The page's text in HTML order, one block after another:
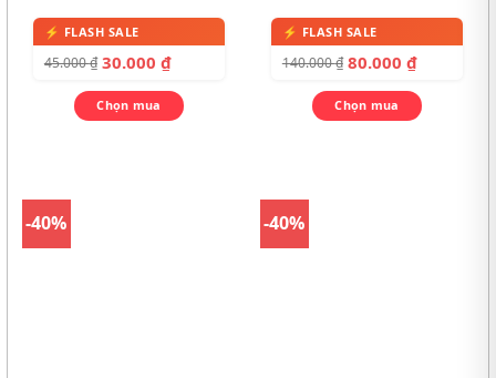
45.000₫ 30.000 ₫
Chọn mua
140.000₫ 80.000 ₫
Chọn mua
-40% -40%